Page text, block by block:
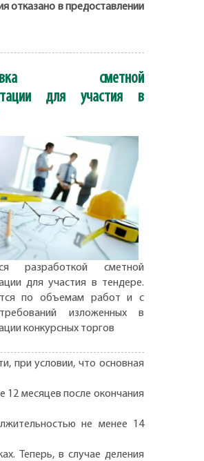
отказано в предоставлении
сметной
для участия в
разработкой сметной
для участия в тендере.
по объемам работ и с
изложенных в
конкурсных торгов
при условии, что основная
12 месяцев после окончания
не менее 14
Теперь, в случае деления